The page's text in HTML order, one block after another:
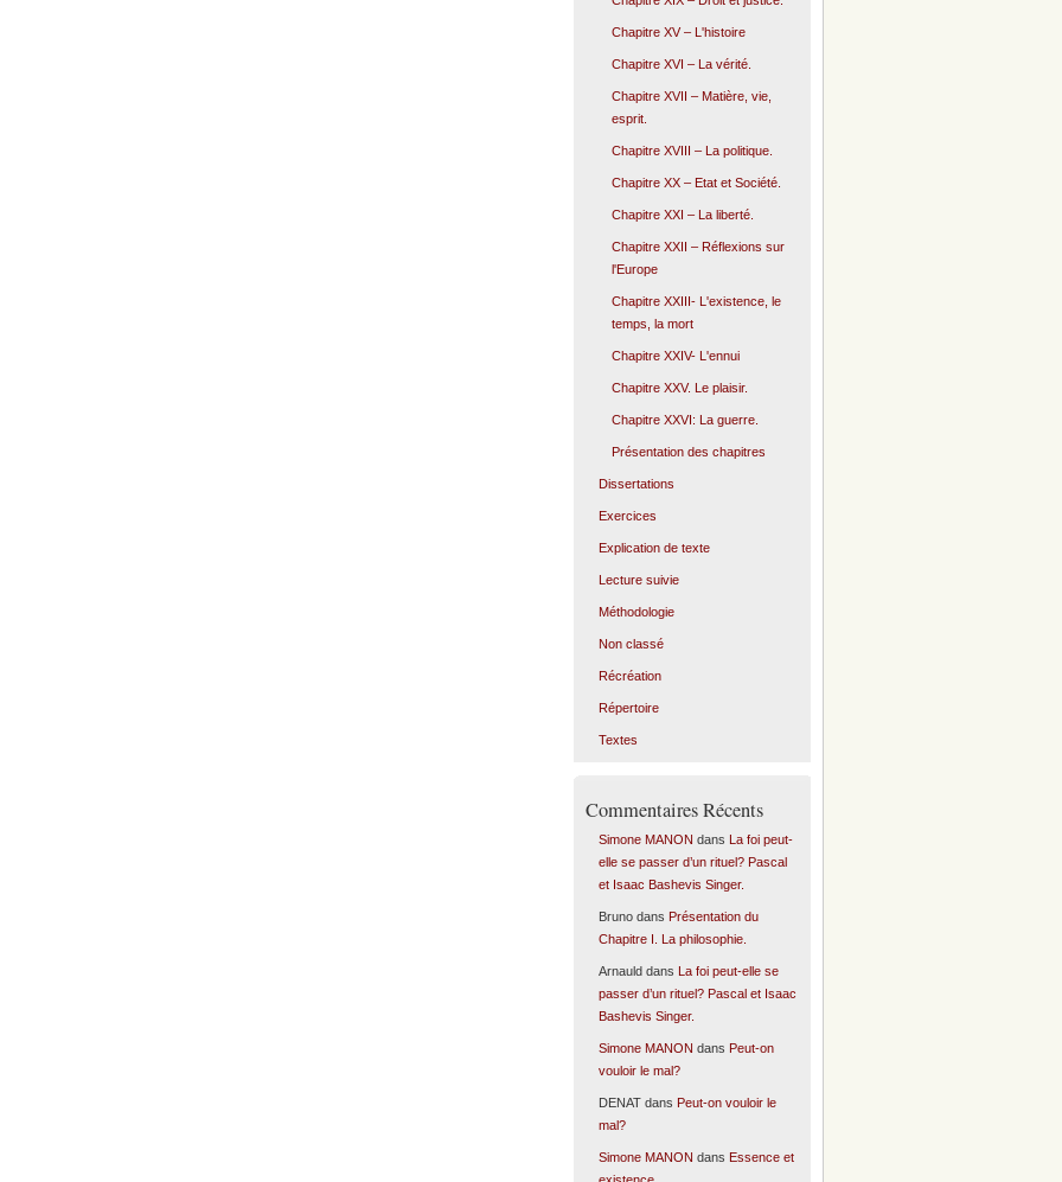
Chapitre XV – L'histoire
Chapitre XVI – La vérité.
Chapitre XVII – Matière, vie,
esprit.
Chapitre XVIII – La politique.
Chapitre XX – Etat et Société.
Chapitre XXI – La liberté.
Chapitre XXII – Réflexions sur
l'Europe
Chapitre XXIII- L'existence, le
temps, la mort
Chapitre XXIV- L'ennui
Chapitre XXV. Le plaisir.
Chapitre XXVI: La guerre.
Présentation des chapitres
Dissertations
Exercices
Explication de texte
Lecture suivie
Méthodologie
Non classé
Récréation
Répertoire
Textes
Commentaires Récents
Simone MANON dans
La foi peut-
elle se passer d’un rituel? Pascal
et Isaac Bashevis Singer.
Brunodans Présentation du
Chapitre I. La philosophie.
Arnauld dans
La foi peut-elle se
passer d’un rituel? Pascal et Isaac
Bashevis Singer.
Simone MANON dans Peut-on
vouloir le mal?
DENATdans Peut-on vouloir le
mal?
Simone MANON dans Essence et